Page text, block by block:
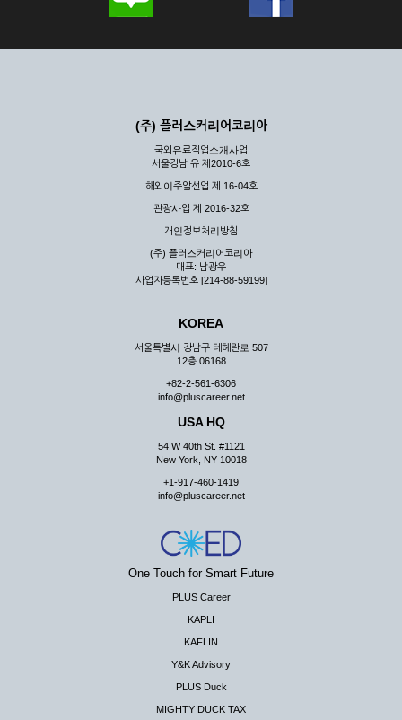
(주) 플러스커리어코리아
국외유료직업소개사업
서울강남 유 제2010-6호
해외이주알선업 제 16-04호
관광사업 제 2016-32호
개인정보처리방침
(주) 플러스커리어코리아
대표: 남광우
사업자등록번호 [214-88-59199]
KOREA
서울특별시 강남구 테헤란로 507
12층 06168
+82-2-561-6306
info@pluscareer.net
USA HQ
54 W 40th St. #1121
New York, NY 10018
+1-917-460-1419
info@pluscareer.net
One Touch for Smart Future
PLUS Career
KAPLI
KAFLIN
Y&K Advisory
PLUS Duck
MIGHTY DUCK TAX